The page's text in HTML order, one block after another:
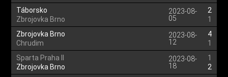
Táborsko
Zbrojovka Brno
2023-08-
05
2
1
Zbrojovka Brno
Chrudim
2023-08-
12
4
1
Sparta Praha II
Zbrojovka Brno
2023-08-
18
1
2